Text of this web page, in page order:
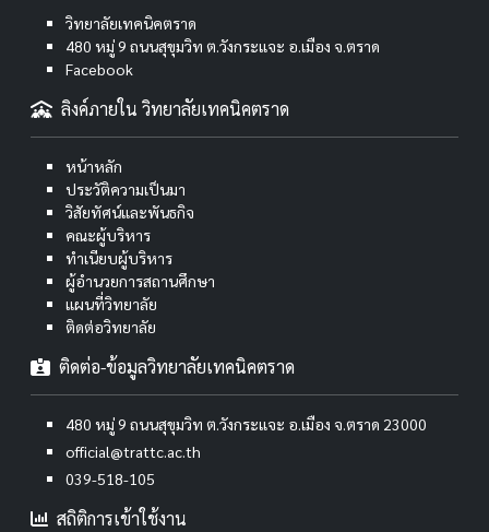
วิทยาลัยเทคนิคตราด
480 หมู่ 9 ถนนสุขุมวิท ต.วังกระแจะ อ.เมือง จ.ตราด
Facebook
ลิงค์ภายใน วิทยาลัยเทคนิคตราด
หน้าหลัก
ประวัติความเป็นมา
วิสัยทัศน์และพันธกิจ
คณะผู้บริหาร
ทำเนียบผู้บริหาร
ผู้อำนวยการสถานศึกษา
แผนที่วิทยาลัย
ติดต่อวิทยาลัย
ติดต่อ-ข้อมูลวิทยาลัยเทคนิคตราด
480 หมู่ 9 ถนนสุขุมวิท ต.วังกระแจะ อ.เมือง จ.ตราด 23000
official@trattc.ac.th
039-518-105
สถิติการเข้าใช้งาน